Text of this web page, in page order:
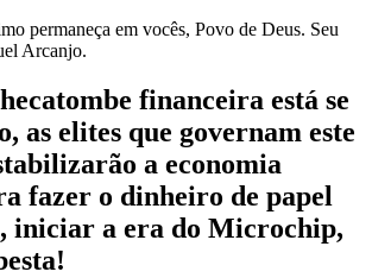
permaneça em vocês, Povo de Deus. Seu
Arcanjo.
financeira está se
as elites que governam este
a economia
fazer o dinheiro de papel
iniciar a era do Microchip,